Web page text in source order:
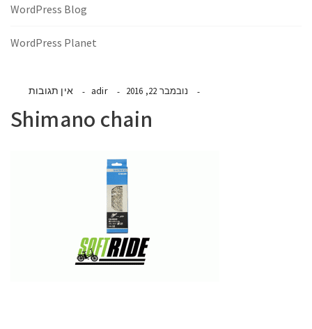
נובמבר 22, 2016 adir אין תגובות
Shimano chain
WordPress Blog
WordPress Planet